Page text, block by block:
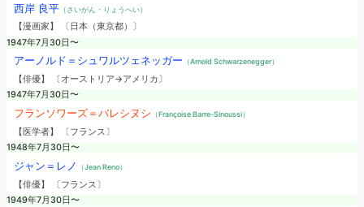
西岸 良平（さいがん・りょうへい）
【漫画家】 〔日本（東京都）〕
1947年7月30日〜
アーノルド＝シュワルツェネッガー （Arnold Schwarzenegger）
【俳優】 〔オーストリア→アメリカ〕
1947年7月30日〜
フランソワーズ＝バレシヌシ （Françoise Barre-Sinoussi）
【医学者】 〔フランス〕
1948年7月30日〜
ジャン＝レノ （Jean Reno）
【俳優】 〔フランス〕
1949年7月30日〜